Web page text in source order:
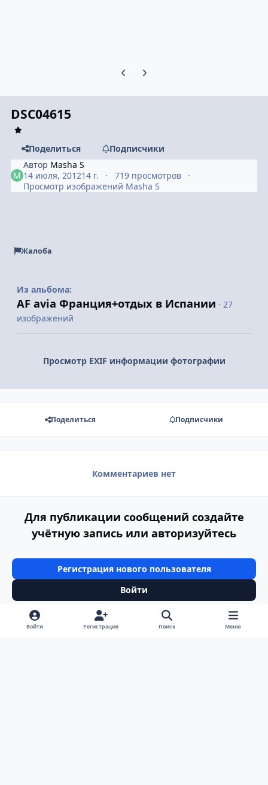
Предыдущий слайд карусели
Следующий слайд карусели
DSC04615
Поделиться
Подписчики
Автор Masha S
14 июля, 201214 г.
719 просмотров
Просмотр изображений Masha S
Жалоба
Из альбома:
AF avia Франция+отдых в Испании · 27
изображений
Просмотр EXIF информации фотографии
Поделиться Подписчики
Комментариев нет
Для публикации сообщений создайте
учётную запись или авторизуйтесь
Регистрация нового пользователя
Войти
Войти Регистрация Поиск Меню